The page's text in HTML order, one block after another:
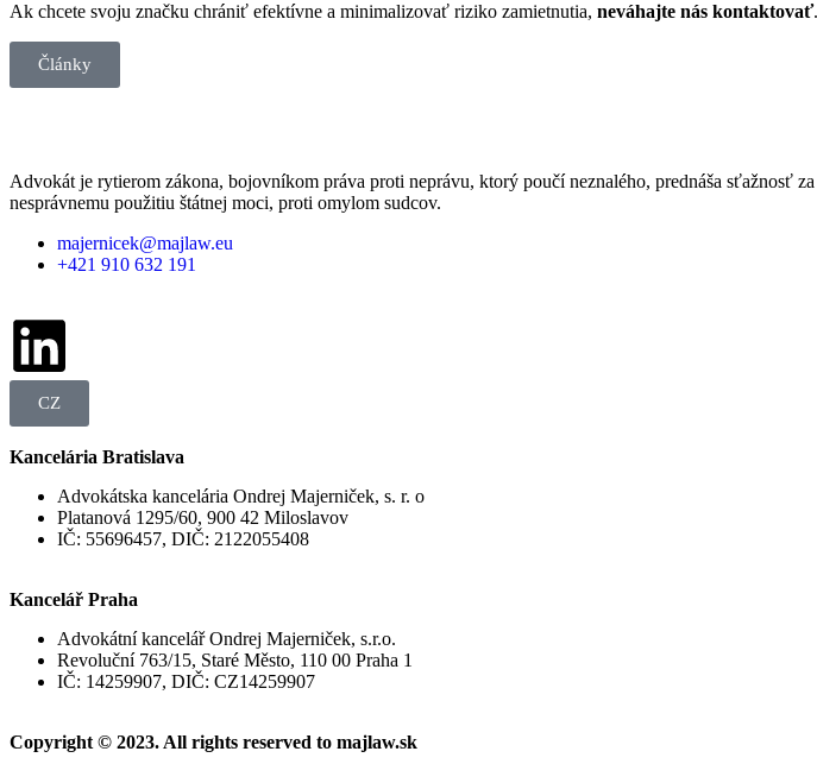
Ak chcete svoju značku chrániť efektívne a minimalizovať riziko zamietnutia, neváhajte nás kontaktovať.
Články
Advokát je rytierom zákona, bojovníkom práva proti neprávu, ktorý poučí neznalého, prednáša sťažnosť
nesprávnemu použitiu štátnej moci, proti omylom sudcov.
majernicek@majlaw.eu
+421 910 632 191
CZ
Kancelária Bratislava
Advokátska kancelária Ondrej Majerniček, s. r. o
Platanová 1295/60, 900 42 Miloslavov
IČ: 55696457, DIČ: 2122055408
Kancelář Praha
Advokátní kancelář Ondrej Majerniček, s.r.o.
Revoluční 763/15, Staré Město, 110 00 Praha 1
IČ: 14259907, DIČ: CZ14259907
Copyright © 2023. All rights reserved to majlaw.sk